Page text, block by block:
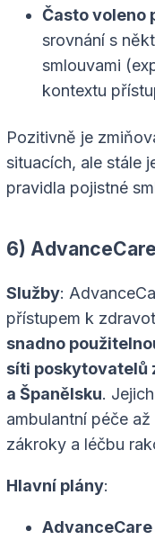
Často voleno
srovnání s
smlouvami
kontextu
Pozitivně je
situacích, ale stále
pravidla pojistné
6) AdvanceCare
Služby:
přístupem k
snadno
síti poskytovatelů
a Španělsku.
ambulantní péče
zákroky a léčbu
Hlavní plány: